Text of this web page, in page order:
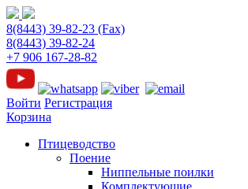
8(8443) 39-82-23 (Fax)
8(8443) 39-82-24
+7 906 167-28-82
Войти Регистрация
Корзина
Птицеводство
Поение
Ниппельные поилки
Комплектующие